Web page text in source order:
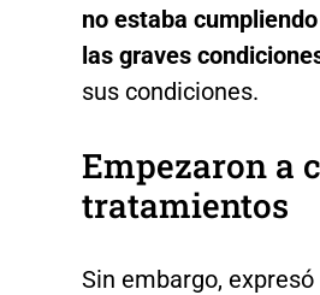
no estaba
las graves
sus condiciones.
Empezaron a
tratamientos
Sin embargo,